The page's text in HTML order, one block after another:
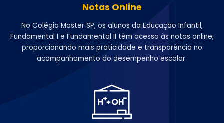
Notas Online
No Colégio Master SP, os alunos da Educação Infantil,
Fundamental I e Fundamental II têm acesso às notas online,
proporcionando mais praticidade e transparência no
acompanhamento do desempenho escolar.